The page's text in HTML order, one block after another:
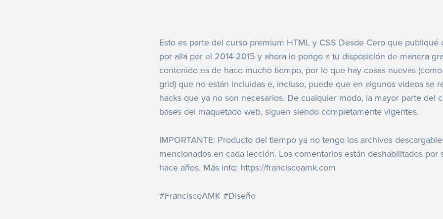
Esto es parte del curso premium HTML y CSS Desde Cero que publiqué
por allá por el 2014-2015 y ahora lo pongo a tu disposición de manera
contenido es de hace mucho tiempo, por lo que hay cosas nuevas
grid) que no están incluidas e, incluso, puede que en algunos videos se
hacks que ya no son necesarios. De cualquier modo, la mayor parte del
bases del maquetado web, siguen siendo completamente vigentes.
IMPORTANTE: Producto del tiempo ya no tengo los archivos
mencionados en cada lección. Los comentarios están deshabilitados por
hace años. Más info: https://franciscoamk.com
#FranciscoAMK #Diseño